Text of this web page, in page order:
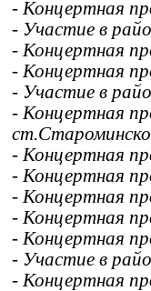
- Концертная
- Участие в
- Концертная
- Концертная
- Участие в
- Концертная
- Концертная
- Концертная
- Концертная
- Концертная
- Концертная
- Участие в
- Концертная